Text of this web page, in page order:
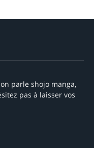
parle shojo manga,
pas à laisser vos